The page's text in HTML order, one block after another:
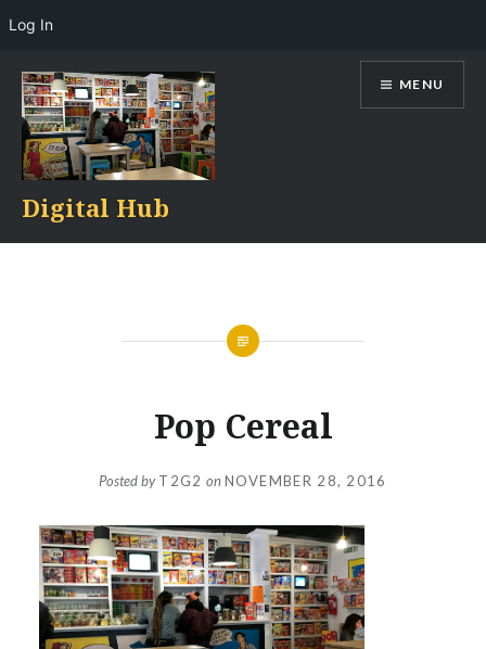
content
Digital Hub
MENU
Pop Cereal
Posted byT2G2 onNOVEMBER 28, 2016
Log In